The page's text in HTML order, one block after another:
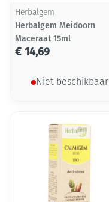
Herbalgem
Herbalgem Meidoorn
Maceraat 15ml
€ 14,69
Niet beschikbaar